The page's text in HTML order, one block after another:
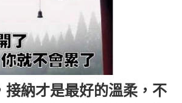
接納才是最好的溫柔，不